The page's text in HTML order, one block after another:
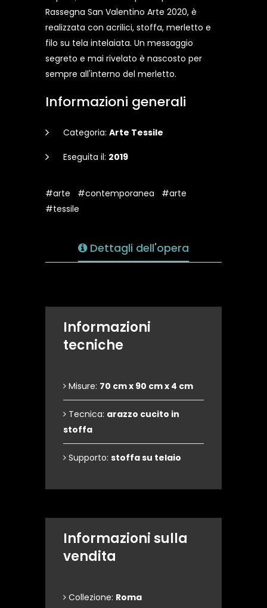
Rassegna San Valentino Arte 2020, è
realizzata con acrilici, stoffa, merletto e
filo su tela intelaiata. Un messaggio
segreto e mai rivelato è nascosto per
sempre all'interno del merletto.
Informazioni generali
Categoria: Arte Tessile
Eseguita il: 2019
#arte #contemporanea
#arte
#tessile
Dettagli dell'opera
Informazioni
tecniche
Misure: 70 cm x 90 cm x 4 cm
Tecnica: arazzo cucito in
stoffa
Supporto: stoffa su telaio
Informazioni sulla
vendita
Collezione: Roma